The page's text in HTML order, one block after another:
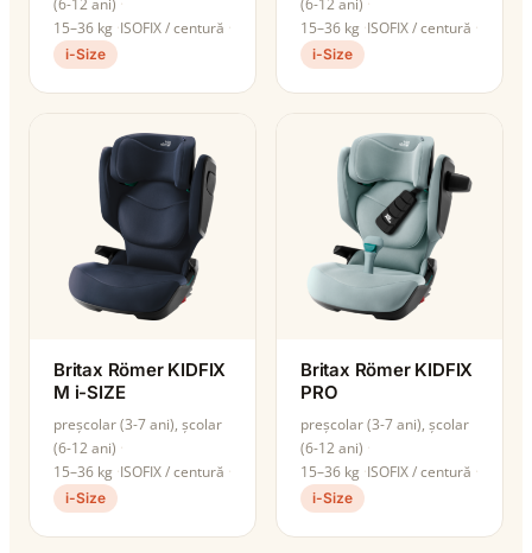
(6-12 ani)
15–36 kg ISOFIX / centură
i-Size
(6-12 ani)
15–36 kg ISOFIX / centură
i-Size
Britax Römer KIDFIX
M i-SIZE
preșcolar (3-7 ani), școlar
(6-12 ani)
15–36 kg ISOFIX / centură
i-Size
Britax Römer KIDFIX
PRO
preșcolar (3-7 ani), școlar
(6-12 ani)
15–36 kg ISOFIX / centură
i-Size